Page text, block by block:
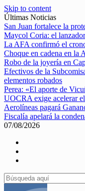
Skip to content
Últimas Noticias
San Juan fortalece la
Maycol Coria: el
La AFA confirmó el
Choque en cadena en la
Robo de la joyería en
Efectivos de la
elementos robados
Perea: «El aporte de
UOCRA exige acelerar
Aerolíneas pagará
Fiscalía apelará la
07/08/2026